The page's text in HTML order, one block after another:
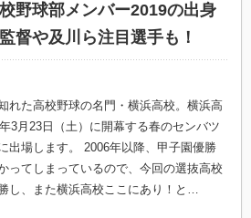
野球部メンバー2019の出身
督や及川ら注目選手も！
れた高校野球の名門・横浜高校。横浜高
3月23日（土）に開幕する春のセンバツ
出場します。 2006年以降、甲子園優勝
ってしまっているので、今回の選抜高校
し、また横浜高校ここにあり！と…